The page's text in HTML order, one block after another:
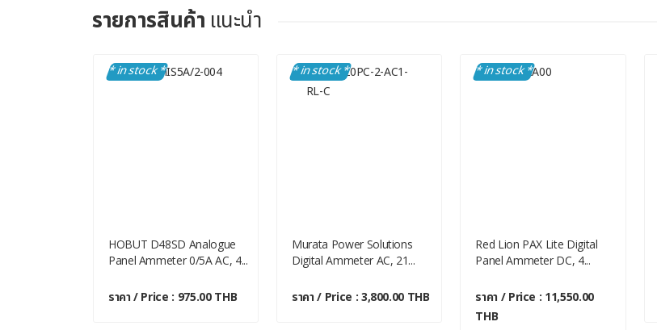
รายการสินค้า แนะนำ
* in stock *
HOBUT D48SD Analogue
Panel Ammeter 0/5A AC, 4...
ราคา / Price : 975.00 THB
* in stock *
Murata Power Solutions
Digital Ammeter AC, 21...
ราคา / Price : 3,800.00 THB
* in stock *
Red Lion PAX Lite Digital
Panel Ammeter DC, 4...
ราคา / Price : 11,550.00
THB